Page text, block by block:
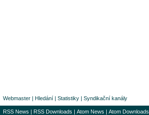
Webmaster | Hledání | Statistiky | Syndikační kanály
RSS News | RSS Downloads | Atom News | Atom Downloads